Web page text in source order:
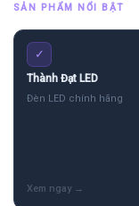
SẢN PHẨM NỔI BẬT
✓
Thành Đạt LED
Đèn LED chính hãng